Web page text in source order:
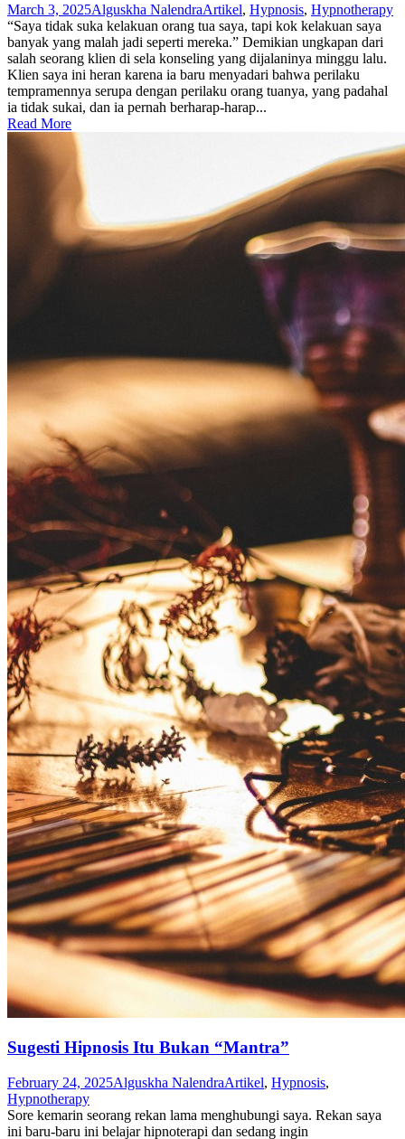
March 3, 2025Alguskha NalendraArtikel, Hypnosis, Hypnotherapy
“Saya tidak suka kelakuan orang tua saya, tapi kok kelakuan saya
banyak yang malah jadi seperti mereka.” Demikian ungkapan dari
salah seorang klien di sela konseling yang dijalaninya minggu lalu.
Klien saya ini heran karena ia baru menyadari bahwa perilaku
tempramennya serupa dengan perilaku orang tuanya, yang padahal
ia tidak sukai, dan ia pernah berharap-harap...
Read More
Sugesti Hipnosis Itu Bukan “Mantra”
February 24, 2025Alguskha NalendraArtikel, Hypnosis,
Hypnotherapy
Sore kemarin seorang rekan lama menghubungi saya. Rekan saya
ini baru-baru ini belajar hipnoterapi dan sedang ingin